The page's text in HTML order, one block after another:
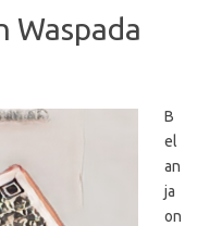
Waspada
B
el
an
ja
on